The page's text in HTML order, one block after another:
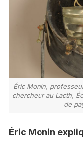
Éric Monin,
chercheur au Lacth,
de
Éric Monin